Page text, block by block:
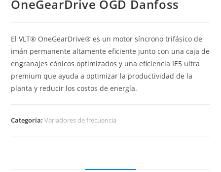
OneGearDrive OGD Danfoss
El VLT® OneGearDrive® es un motor síncrono trifásico de
imán permanente altamente eficiente junto con una caja de
engranajes cónicos optimizados y una eficiencia IE5 ultra
premium que ayuda a optimizar la productividad de la
planta y reducir los costos de energía.
Categoría:Variadores de frecuencia